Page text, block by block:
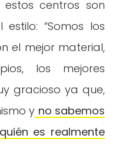
centros son
“Somos los
el mejor material,
los mejores
gracioso ya que,
y no sabemos
es realmente